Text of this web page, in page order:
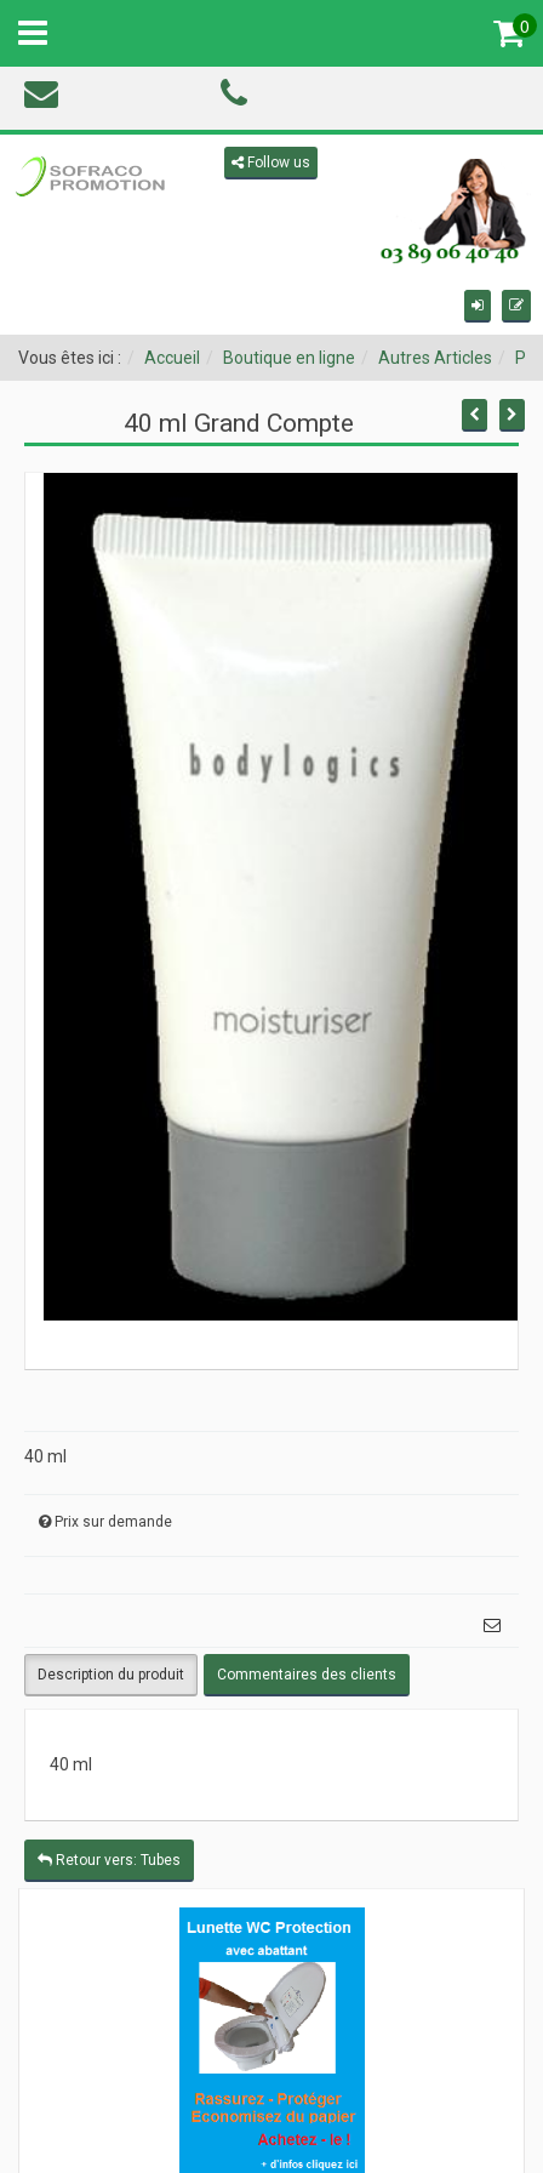
Follow us
0
MENU
Vous êtes ici : Accueil Boutique en ligne Autres Articles
40 ml Grand Compte
40 ml
Prix sur demande
Description du produit Commentaires des clients
40 ml
Retour vers: Tubes